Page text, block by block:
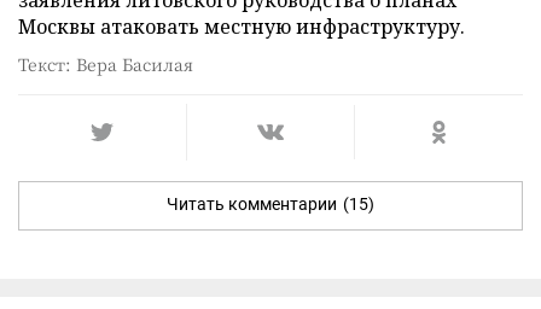
Москвы атаковать местную инфраструктуру.
Текст: Вера Басилая
Читать комментарии (15)